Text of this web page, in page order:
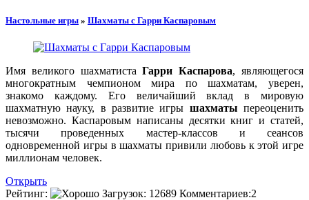
Настольные игры » Шахматы с Гарри Каспаровым
Имя великого шахматистаГарри Каспарова, являющегося
многократным чемпионом мира по шахматам, уверен,
знакомо каждому. Его величайший вклад в мировую
шахматную науку, в развитие игры шахматы переоценить
невозможно. Каспаровым написаны десятки книг и статей,
тысячи проведенных мастер-классов и сеансов
одновременной игры в шахматы привили любовь к этой игре
миллионам человек.
Открыть
Рейтинг:
Загрузок: 12689 Комментариев:2